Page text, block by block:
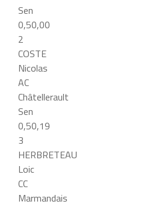
Sen
0,50,00
2
COSTE
Nicolas
AC
Châtellerault
Sen
0,50,19
3
HERBRETEAU
Loic
CC
Marmandais